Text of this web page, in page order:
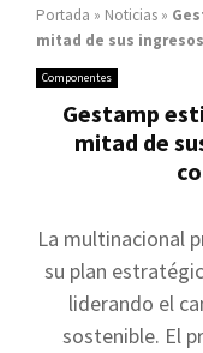
Portada » Noticias »
mitad de sus
Componentes
Gestamp
mitad de
La multinacional
su plan
liderando el
sostenible. El